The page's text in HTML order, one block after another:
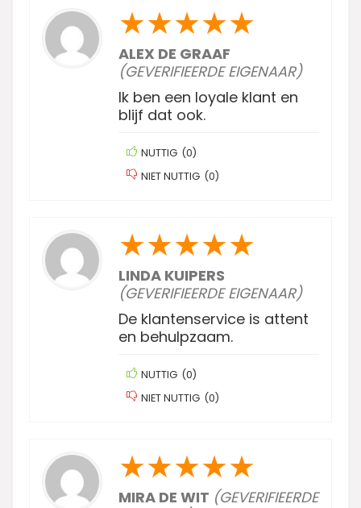
★★★★★
ALEX DE GRAAF
(GEVERIFIEERDE EIGENAAR)
Ik ben een loyale klant en
blijf dat ook.
NUTTIG (0)
NIET NUTTIG (0)
★★★★★
LINDA KUIPERS
(GEVERIFIEERDE EIGENAAR)
De klantenservice is attent
en behulpzaam.
NUTTIG (0)
NIET NUTTIG (0)
★★★★★
MIRA DE WIT (GEVERIFIEERDE